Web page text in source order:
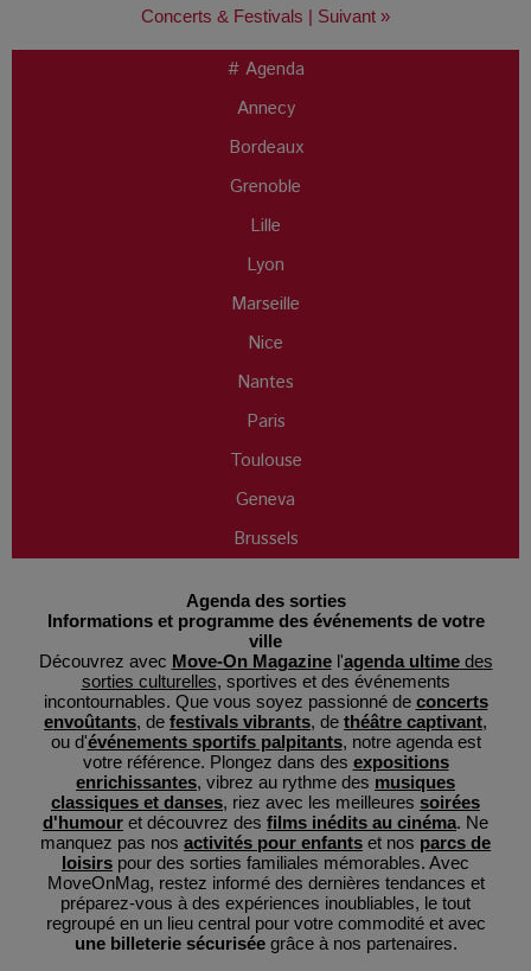
Concerts & Festivals | Suivant »
# Agenda
Annecy
Bordeaux
Grenoble
Lille
Lyon
Marseille
Nice
Nantes
Paris
Toulouse
Geneva
Brussels
Agenda des sorties
Informations et programme des événements de votre
ville
Découvrez avec Move-On Magazinel'agenda ultimedes
sorties culturelles, sportives et des événements
incontournables. Que vous soyez passionné de concerts
envoûtants, de festivals vibrants, de théâtre captivant,
ou d'événements sportifs palpitants, notre agenda est
votre référence. Plongez dans des expositions
enrichissantes, vibrez au rythme des musiques
classiques et danses, riez avec les meilleures soirées
d'humour et découvrez des films inédits au cinéma. Ne
manquez pas nos activités pour enfants et nos parcs de
loisirs pour des sorties familiales mémorables. Avec
MoveOnMag, restez informé des dernières tendances et
préparez-vous à des expériences inoubliables, le tout
regroupé en un lieu central pour votre commodité et avec
une billeterie sécuriséegrâce à nos partenaires.